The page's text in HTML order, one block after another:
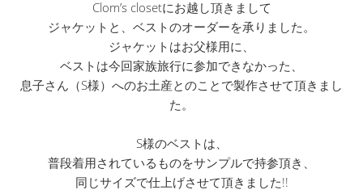
Clom’s closetにお越し頂きまして
ジャケットと、ベストのオーダーを承りました。
ジャケットはお父様用に、
ベストは今回家族旅行に参加できなかった、
息子さん（S様）へのお土産とのことで製作させて頂きまし
た。
S様のベストは、
普段着用されているものをサンプルで持参頂き、
同じサイズで仕上げさせて頂きました!!